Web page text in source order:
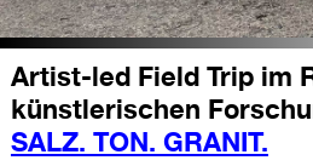
Artist-led Field Trip im
künstlerischen
SALZ. TON. GRANIT.